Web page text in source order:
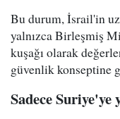
Bu durum, İsrail'in
yalnızca Birleşmiş
kuşağı olarak
güvenlik konseptine
Sadece Suriye'ye